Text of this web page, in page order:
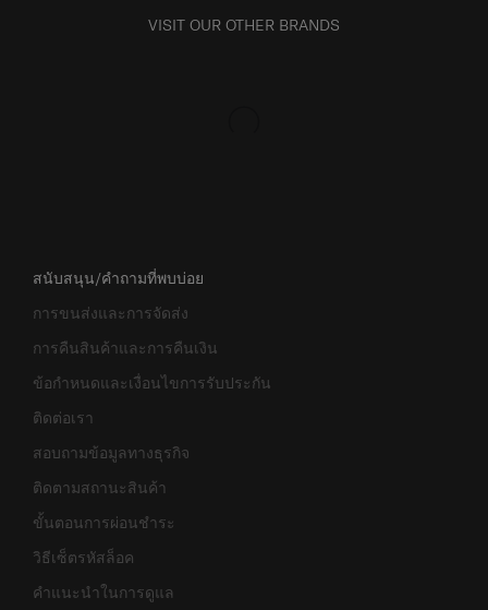
VISIT OUR OTHER BRANDS
สนับสนุน/คำถามที่พบบ่อย
การขนส่งและการจัดส่ง
การคืนสินค้าและการคืนเงิน
ข้อกำหนดและเงื่อนไขการรับประกัน
ติดต่อเรา
สอบถามข้อมูลทางธุรกิจ
ติดตามสถานะสินค้า
ขั้นตอนการผ่อนชำระ
วิธีเซ็ตรหัสล็อค
คำแนะนำในการดูแล